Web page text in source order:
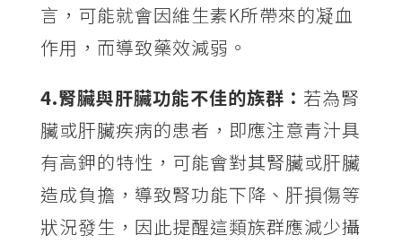
言，可能就會因維生素K所帶來的凝血
作用，而導致藥效減弱。
4.腎臟與肝臟功能不佳的族群： 若為腎
臟或肝臟疾病的患者，即應注意青汁具
有高鉀的特性，可能會對其腎臟或肝臟
造成負擔，導致腎功能下降、肝損傷等
狀況發生，因此提醒這類族群應減少攝